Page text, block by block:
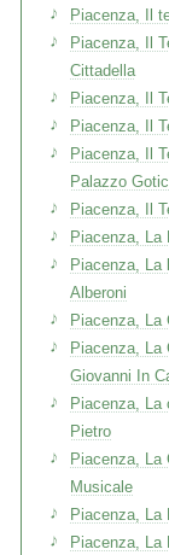
Piacenza, Il
Piacenza, Il
Cittadella
Piacenza, Il
Piacenza, Il
Piacenza, Il
Palazzo
Piacenza, Il
Piacenza, La
Piacenza, La
Alberoni
Piacenza, La
Piacenza, La
Giovanni In
Piacenza, La
Pietro
Piacenza, La
Musicale
Piacenza, La
Piacenza, La